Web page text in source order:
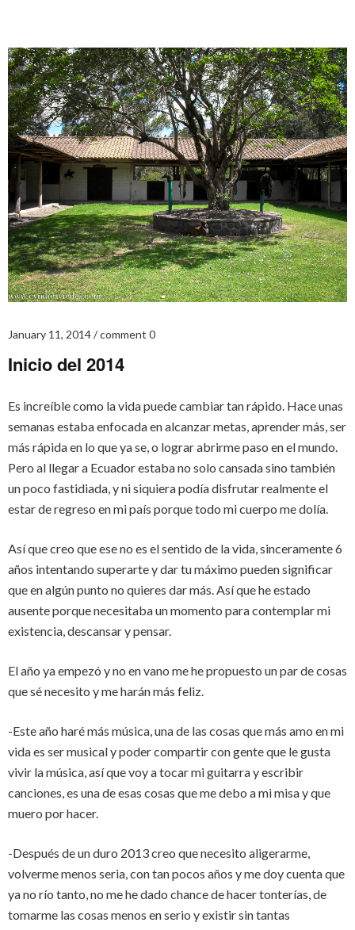
January 11, 2014 comment 0
Inicio del 2014
Es increíble como la vida puede cambiar tan rápido. Hace unas
semanas estaba enfocada en alcanzar metas, aprender más, ser
más rápida en lo que ya se, o lograr abrirme paso en el mundo.
Pero al llegar a Ecuador estaba no solo cansada sino también
un poco fastidiada, y ni siquiera podía disfrutar realmente el
estar de regreso en mi país porque todo mi cuerpo me dolía.
Así que creo que ese no es el sentido de la vida, sinceramente 6
años intentando superarte y dar tu máximo pueden significar
que en algún punto no quieres dar más. Así que he estado
ausente porque necesitaba un momento para contemplar mi
existencia, descansar y pensar.
El año ya empezó y no en vano me he propuesto un par de cosas
que sé necesito y me harán más feliz.
-Este año haré más música, una de las cosas que más amo en mi
vida es ser musical y poder compartir con gente que le gusta
vivir la música, así que voy a tocar mi guitarra y escribir
canciones, es una de esas cosas que me debo a mi misa y que
muero por hacer.
-Después de un duro 2013 creo que necesito aligerarme,
volverme menos seria, con tan pocos años y me doy cuenta que
ya no río tanto, no me he dado chance de hacer tonterías, de
tomarme las cosas menos en serio y existir sin tantas